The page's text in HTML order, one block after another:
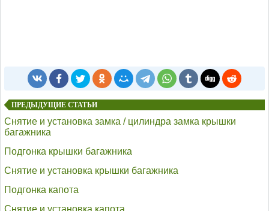
ПРЕДЫДУЩИЕ СТАТЬИ
Снятие и установка замка / цилиндра замка крышки
багажника
Подгонка крышки багажника
Снятие и установка крышки багажника
Подгонка капота
Снятие и установка капота